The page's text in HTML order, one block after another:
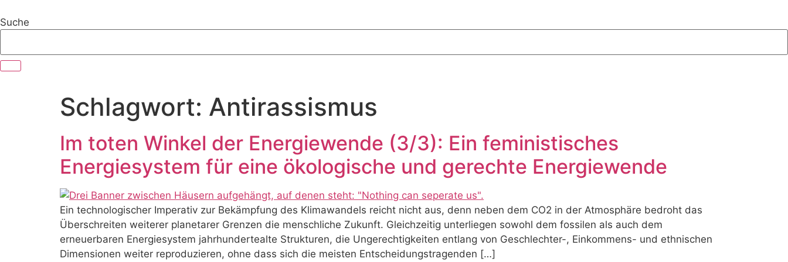
Inhalt
Suche
Schlagwort: Antirassismus
Im toten Winkel der Energiewende (3/3): Ein feministisches
Energiesystem für eine ökologische und gerechte Energiewende
Ein technologischer Imperativ zur Bekämpfung des Klimawandels reicht nicht aus, denn neben dem CO2 in der Atmosphäre bedroht das
Überschreiten weiterer planetarer Grenzen die menschliche Zukunft. Gleichzeitig unterliegen sowohl dem fossilen als auch dem
erneuerbaren Energiesystem jahrhundertealte Strukturen, die Ungerechtigkeiten entlang von Geschlechter-, Einkommens- und ethnischen
Dimensionen weiter reproduzieren, ohne dass sich die meisten Entscheidungstragenden […]